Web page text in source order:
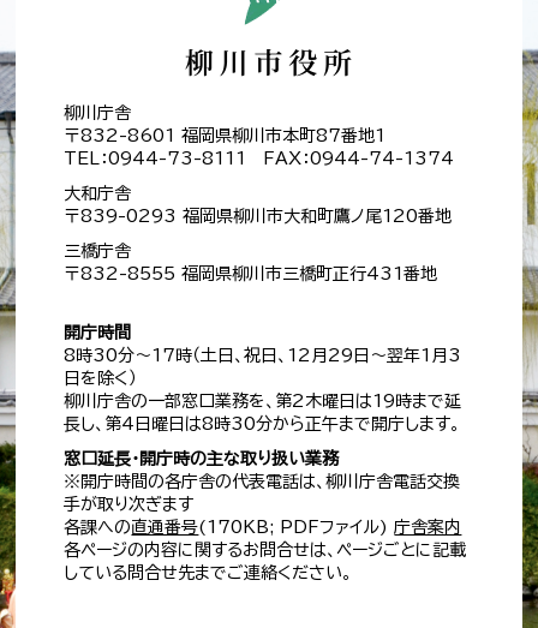
柳川庁舎
〒832-8601 福岡県柳川市本町87番地1
TEL：0944-73-8111 FAX：0944-74-1374
大和庁舎
〒839-0293 福岡県柳川市大和町鷹ノ尾120番地
三橋庁舎
〒832-8555 福岡県柳川市三橋町正行431番地
開庁時間
8時30分～17時（土日、祝日、12月29日～翌年1月3
日を除く）
柳川庁舎の一部窓口業務を、第2木曜日は19時まで延
長し、第4日曜日は8時30分から正午まで開庁します。
窓口延長・開庁時の主な取り扱い業務
※開庁時間の各庁舎の代表電話は、柳川庁舎電話交換
手が取り次ぎます
各課への直通番号(170KB; PDFファイル)庁舎案内
各ページの内容に関するお問合せは、ページごとに記載
している問合せ先までご連絡ください。